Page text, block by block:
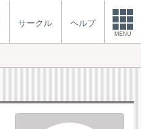
サークル ヘルプ
MENU